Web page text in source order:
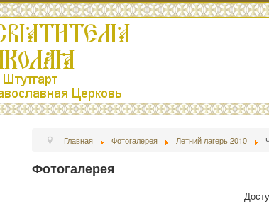
Главная Фотогалерея Летний лагерь 2010
Фотогалерея